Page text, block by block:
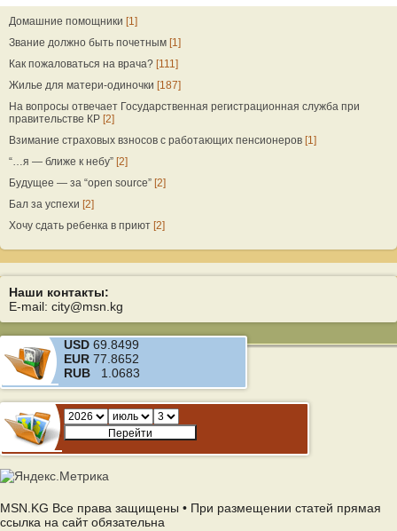
Домашние помощники [1]
Звание должно быть почетным [1]
Как пожаловаться на врача? [111]
Жилье для матери-одиночки [187]
На вопросы отвечает Государственная регистрационная служба при
правительстве КР [2]
Взимание страховых взносов с работающих пенсионеров [1]
“…я — ближе к небу” [2]
Будущее — за “open source” [2]
Бал за успехи [2]
Хочу сдать ребенка в приют [2]
Наши контакты:
E-mail: city@msn.kg
USD 69.8499
EUR 77.8652
RUB 1.0683
MSN.KG Все права защищены • При размещении статей прямая
ссылка на сайт обязательна